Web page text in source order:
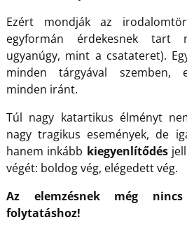
Ezért mondják az
egyformán érdekesnek tart
ugyanúgy, mint a csatateret).
minden tárgyával szemben,
minden iránt.
Túl nagy katartikus élményt
nagy tragikus események, de
hanem inkább kiegyenlítődés
végét: boldog vég, elégedett vég.
Az elemzésnek még
folytatáshoz!